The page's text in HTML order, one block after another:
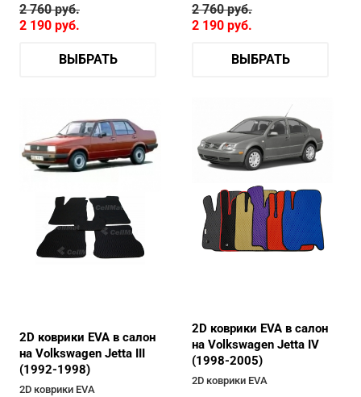
2 760руб.
2 190 руб.
ВЫБРАТЬ
2 760руб.
2 190 руб.
ВЫБРАТЬ
2D коврики EVA в салон
на Volkswagen Jetta III
(1992-1998)
2D коврики EVA
2D коврики EVA в салон
на Volkswagen Jetta IV
(1998-2005)
2D коврики EVA